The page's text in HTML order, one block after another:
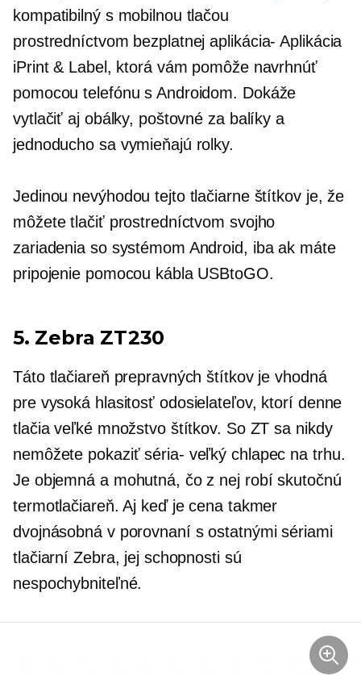
kompatibilný s mobilnou tlačou
prostredníctvom bezplatnejaplikácia- Aplikácia
iPrint & Label, ktorá vám pomôže navrhnúť
pomocou telefónu s Androidom. Dokáže
vytlačiť aj obálky, poštovné za balíky a
jednoducho sa vymieňajú rolky.
Jedinou nevýhodou tejto tlačiarne štítkov je, že
môžete tlačiť prostredníctvom svojho
zariadenia so systémom Android, iba ak máte
pripojenie pomocou kábla USBtoGO.
5. Zebra ZT230
Táto tlačiareň prepravných štítkov je vhodná
pre vysoká hlasitosť odosielateľov, ktorí denne
tlačia veľké množstvo štítkov. So ZT sa nikdy
nemôžete pokaziťséria- veľký chlapec na trhu.
Je objemná a mohutná, čo z nej robí skutočnú
termotlačiareň. Aj keď je cena takmer
dvojnásobná v porovnaní s ostatnými sériami
tlačiarní Zebra, jej schopnosti sú
nespochybniteľné.